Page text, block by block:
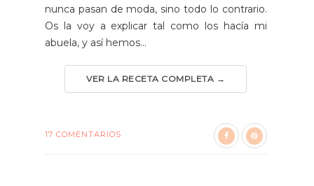
nunca pasan de moda, sino todo lo contrario.
Os la voy a explicar tal como los hacía mi
abuela, y así hemos...
VER LA RECETA COMPLETA →
17 COMENTARIOS